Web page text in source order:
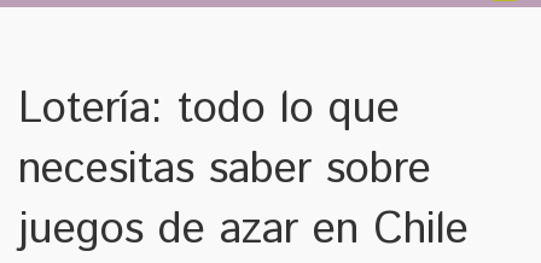
Lotería: todo lo que
necesitas saber sobre
juegos de azar en Chile